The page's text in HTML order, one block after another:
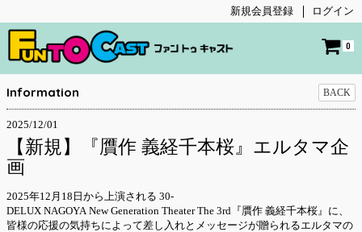
新規会員登録 ログイン
0
Information BACK
2025/12/01
【新規】『贋作 義経千本桜』エルタマ企
画
2025年12月18日から上演される 30-
DELUX NAGOYA New Generation Theater The 3rd『贋作 義経千本桜』に、
皆様の応援の気持ちによって差し入れとメッセージが贈られるエルタマの